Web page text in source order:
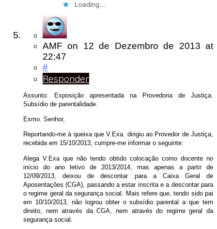
Loading...
AMF on 12 de Dezembro de 2013at
22:47
#
Responder
Assunto: Exposição apresentada na Provedoria de Justiça.
Subsídio de parentalidade.
Exmo. Senhor,
Reportando-me à queixa que V.Exa. dirigiu ao Provedor de Justiça,
recebida em 15/10/2013, cumpre-me informar o seguinte:
Alega V.Exa que não tendo obtido colocação como docente no
início do ano letivo de 2013/2014, mas apenas a partir de
12/09/2013, deixou de descontar para a Caixa Geral de
Aposentações (CGA), passando a estar inscrita e a descontar para
o regime geral da segurança social. Mais refere que, tendo sido pai
em 10/10/2013, não logrou obter o subsídio parental a que tem
direito, nem através da CGA, nem através do regime geral da
segurança social.